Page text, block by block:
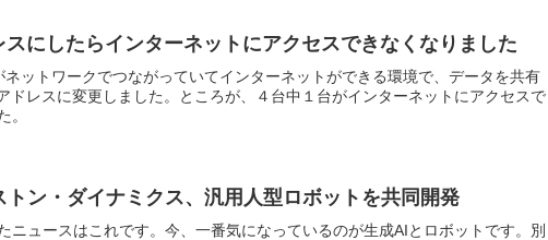
スにしたらインターネットにアクセスできなくなりました
ネットワークでつながっていてインターネットができる環境で、データを共有
ドレスに変更しました。ところが、４台中１台がインターネットにアクセスで
。
トン・ダイナミクス、汎用人型ロボットを共同開発
ニュースはこれです。今、一番気になっているのが生成AIとロボットです。別